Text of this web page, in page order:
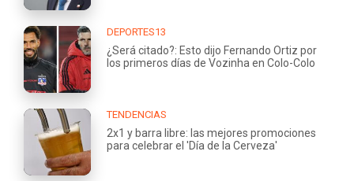
DEPORTES13
¿Será citado?: Esto dijo Fernando Ortiz por
los primeros días de Vozinha en Colo-Colo
TENDENCIAS
2x1 y barra libre: las mejores promociones
para celebrar el 'Día de la Cerveza'